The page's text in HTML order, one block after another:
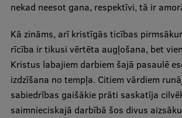
Zinātnieku brokastis
Vertikāli integrētie projekti
Zinātniskās konferences
Inovāciju centrs
nekad neesot gana, respektīvi, tā ir
Kā zināms, arī kristīgās ticības
rīcība ir tikusi vērtēta augļošana, bet
Kristus labajiem darbiem šajā pasaulē
izdzīšana no tempļa. Citiem vārdiem
sabiedrības gaišākie prāti saskatīja
saimnieciskajā darbībā šos divus